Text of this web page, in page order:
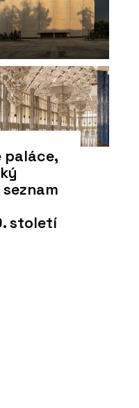
paláce,
století